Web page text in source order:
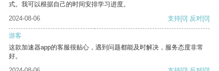
式。我可以根据自己的时间安排学习进度。
2024-08-06
支持[0] 反对[0]
游客
这款加速器app的客服很贴心，遇到问题都能及时解决，服务态度非常
好。